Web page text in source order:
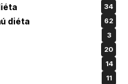
34
diéta 62
3
20
14
11